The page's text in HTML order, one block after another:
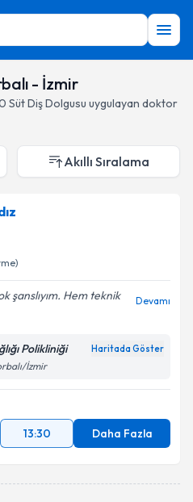
- İzmir
Süt Diş Dolgusu uygulayan doktor
Akıllı Sıralama
şanslıyım. Hem teknik
Devamı
Polikliniği Haritada Göster
İzmir
13:30 Daha Fazla